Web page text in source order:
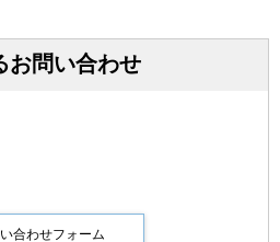
お問い合わせ